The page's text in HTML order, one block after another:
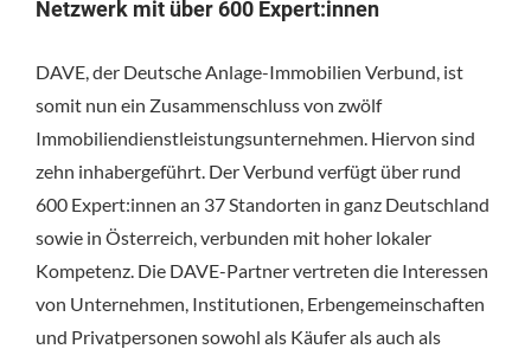
Netzwerk mit über 600 Expert:innen
DAVE, der Deutsche Anlage-Immobilien Verbund, ist
somit nun ein Zusammenschluss von zwölf
Immobiliendienstleistungsunternehmen. Hiervon sind
zehn inhabergeführt. Der Verbund verfügt über rund
600 Expert:innen an 37 Standorten in ganz Deutschland
sowie in Österreich, verbunden mit hoher lokaler
Kompetenz. Die DAVE-Partner vertreten die Interessen
von Unternehmen, Institutionen, Erbengemeinschaften
und Privatpersonen sowohl als Käufer als auch als